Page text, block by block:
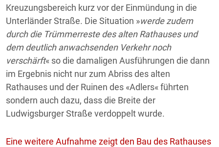
Kreuzungsbereich kurz vor der Einmündung in die
Unterländer Straße. Die Situation »werde zudem
durch die Trümmerreste des alten Rathauses und
dem deutlich anwachsenden Verkehr noch
verschärft« so die damaligen Ausführungen die dann
im Ergebnis nicht nur zum Abriss des alten
Rathauses und der Ruinen des «Adlers« führten
sondern auch dazu, dass die Breite der
Ludwigsburger Straße verdoppelt wurde.
Eine weitere Aufnahme zeigt den Bau des Rathauses